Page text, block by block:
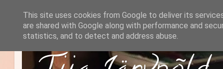
This site uses cookies from Google to deliver its
are shared with Google along with performance and
statistics, and to detect and address abuse.